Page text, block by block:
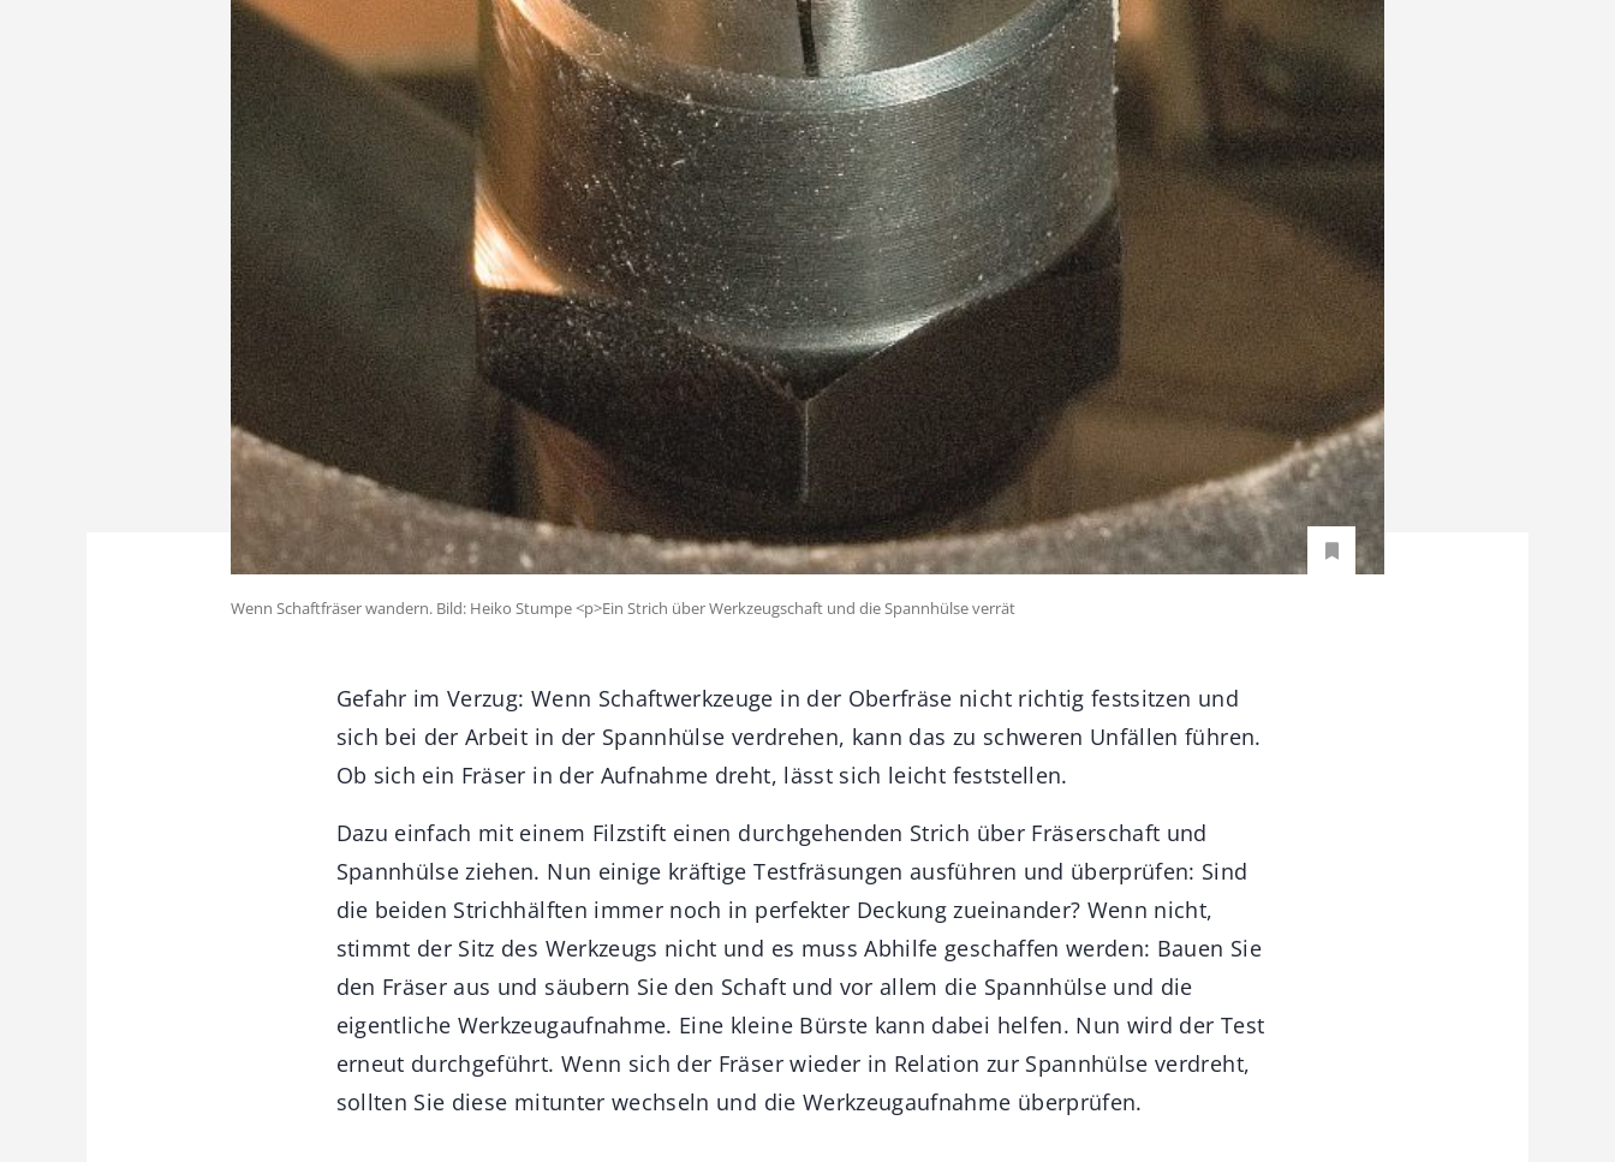
Wenn Schaftfräser wandern. Bild: Heiko Stumpe <p>Ein Strich über Werkzeugschaft und die Spannhülse verrät
Gefahr im Verzug: Wenn Schaftwerkzeuge in der Oberfräse nicht richtig festsitzen und
sich bei der Arbeit in der Spannhülse verdrehen, kann das zu schweren Unfällen führen.
Ob sich ein Fräser in der Aufnahme dreht, lässt sich leicht feststellen.
Dazu einfach mit einem Filzstift einen durchgehenden Strich über Fräserschaft und
Spannhülse ziehen. Nun einige kräftige Testfräsungen ausführen und überprüfen: Sind
die beiden Strichhälften immer noch in perfekter Deckung zueinander? Wenn nicht,
stimmt der Sitz des Werkzeugs nicht und es muss Abhilfe geschaffen werden: Bauen Sie
den Fräser aus und säubern Sie den Schaft und vor allem die Spannhülse und die
eigentliche Werkzeugaufnahme. Eine kleine Bürste kann dabei helfen. Nun wird der Test
erneut durchgeführt. Wenn sich der Fräser wieder in Relation zur Spannhülse verdreht,
sollten Sie diese mitunter wechseln und die Werkzeugaufnahme überprüfen.